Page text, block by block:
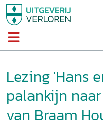
Lezing 'Hans
palankijn
van Braam